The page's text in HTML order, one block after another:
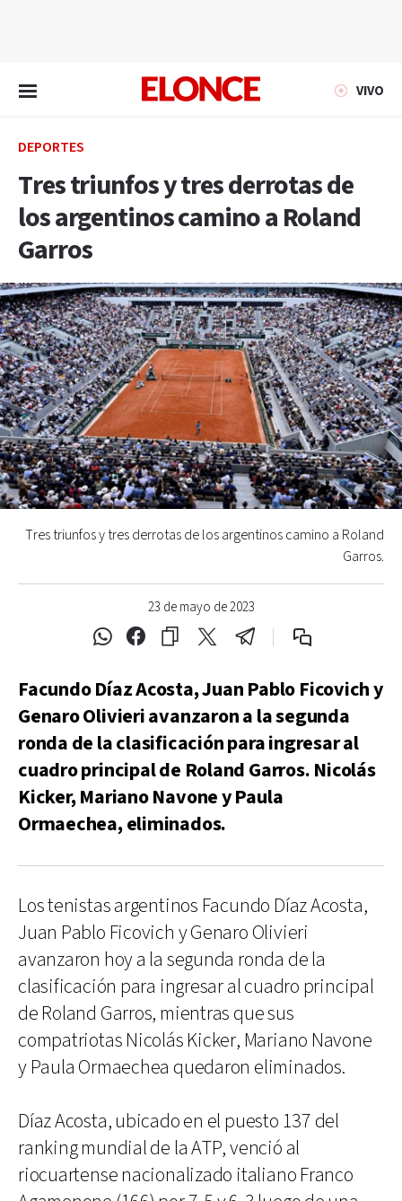
VIVO
DEPORTES
Tres triunfos y tres derrotas de
los argentinos camino a Roland
Garros
23 de mayo de 2023
Tres triunfos y tres derrotas de los argentinos camino a Roland
Garros.
Facundo Díaz Acosta, Juan Pablo Ficovich y
Genaro Olivieri avanzaron a la segunda
ronda de la clasificación para ingresar al
cuadro principal de Roland Garros. Nicolás
Kicker, Mariano Navone y Paula
Ormaechea, eliminados.
Los tenistas argentinos Facundo Díaz Acosta,
Juan Pablo Ficovich y Genaro Olivieri
avanzaron hoy a la segunda ronda de la
clasificación para ingresar al cuadro principal
de Roland Garros, mientras que sus
compatriotas Nicolás Kicker, Mariano Navone
y Paula Ormaechea quedaron eliminados.
Díaz Acosta, ubicado en el puesto 137 del
ranking mundial de la ATP, venció al
riocuartense nacionalizado italiano Franco